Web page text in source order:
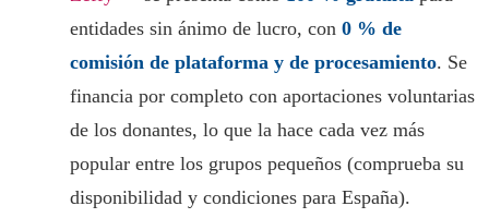
entidades sin ánimo de lucro, con 0 % de
comisión de plataforma y de procesamiento. Se
financia por completo con aportaciones voluntarias
de los donantes, lo que la hace cada vez más
popular entre los grupos pequeños (comprueba su
disponibilidad y condiciones para España).